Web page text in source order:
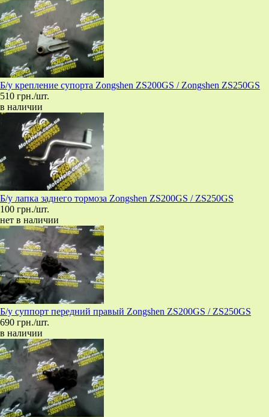
Б/у крепление супорта Zongshen ZS200GS / Zongshen ZS250GS
510 грн./шт.
в наличии
Б/у лапка заднего тормоза Zongshen ZS200GS / ZS250GS
100 грн./шт.
нет в наличии
Б/у суппорт передний правый Zongshen ZS200GS / ZS250GS
690 грн./шт.
в наличии